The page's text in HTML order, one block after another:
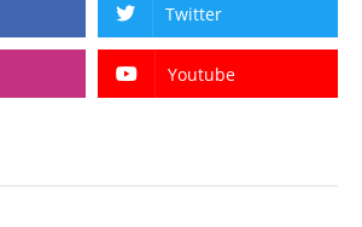
Twitter
Youtube